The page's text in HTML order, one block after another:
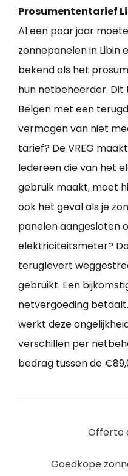
Prosumententarief
Al een paar jaar
zonnepanelen in
bekend als het
hun netbeheerder.
Belgen met een
vermogen van niet
tarief? De VREG
Iedereen die van het
gebruik maakt, moet
ook het geval als je
panelen aangesloten
elektriciteitsmeter?
teruglevert
gebruikt. Een
netvergoeding
werkt deze
verschillen per
bedrag tussen de
Offerte
Goedkope